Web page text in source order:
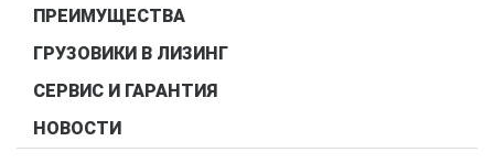
ПРЕИМУЩЕСТВА
ГРУЗОВИКИ В ЛИЗИНГ
СЕРВИС И ГАРАНТИЯ
НОВОСТИ